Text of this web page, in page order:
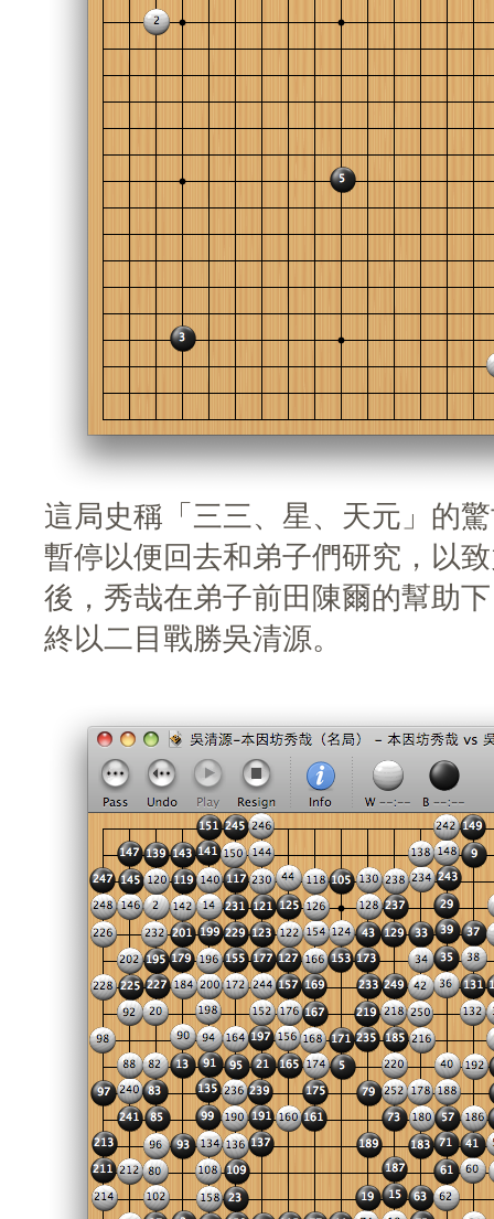
這局史稱「三三、星、天元」的
暫停以便回去和弟子們研究，以
後，秀哉在弟子前田陳爾的幫助
終以二目戰勝吳清源。